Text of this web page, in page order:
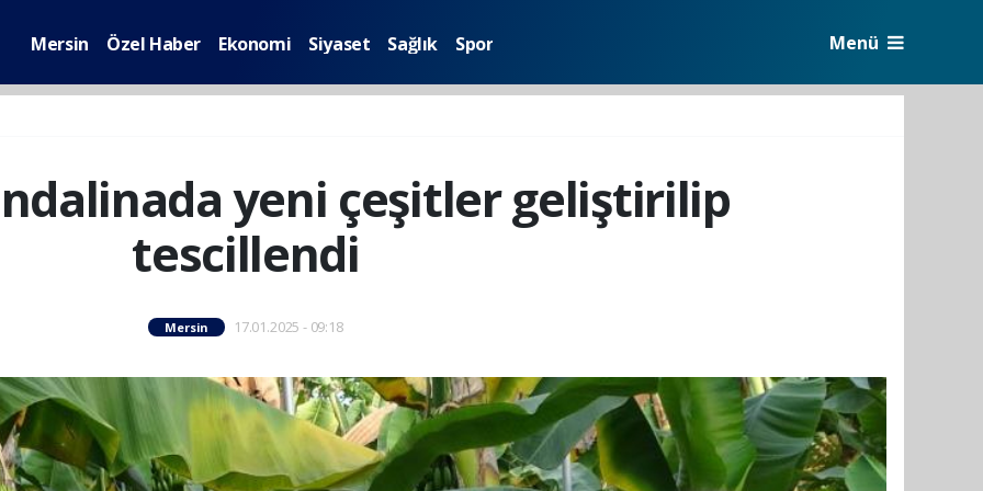
Mersin Özel Haber Ekonomi Siyaset Sağlık Spor Menü
yeni çeşitler geliştirilip
tescillendi
Mersin 17.01.2025 - 09:18